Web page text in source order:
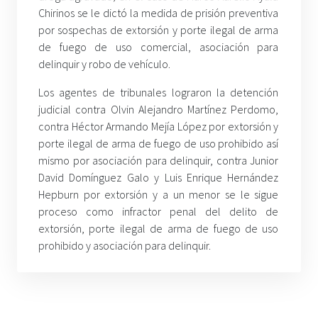
Chirinos se le dictó la medida de prisión preventiva
por sospechas de extorsión y porte ilegal de arma
de fuego de uso comercial, asociación para
delinquir y robo de vehículo.
Los agentes de tribunales lograron la detención
judicial contra Olvin Alejandro Martínez Perdomo,
contra Héctor Armando Mejía López por extorsión y
porte ilegal de arma de fuego de uso prohibido así
mismo por asociación para delinquir, contra Junior
David Domínguez Galo y Luis Enrique Hernández
Hepburn por extorsión y a un menor se le sigue
proceso como infractor penal del delito de
extorsión, porte ilegal de arma de fuego de uso
prohibido y asociación para delinquir.